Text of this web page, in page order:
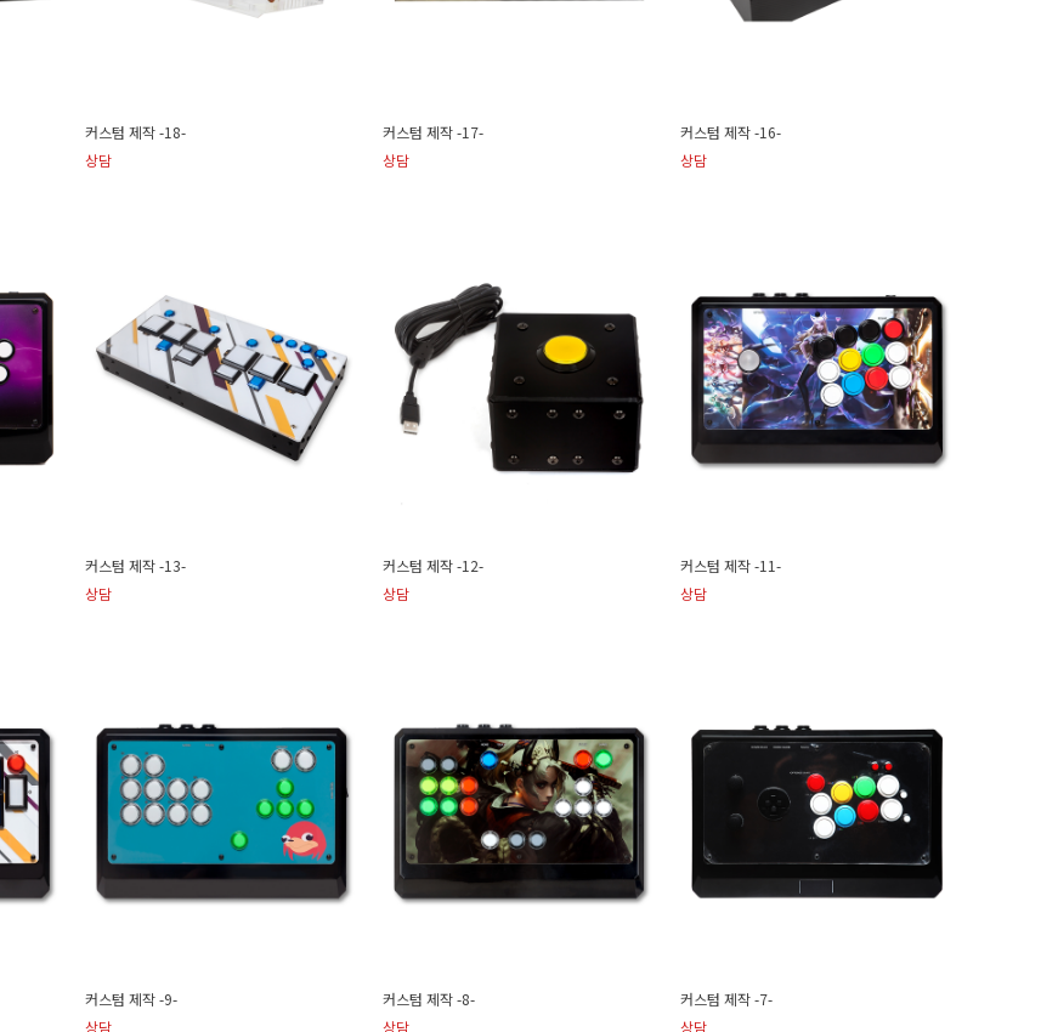
커스텀 제작 -18-
상담
커스텀 제작 -17-
상담
커스텀 제작 -16-
상담
커스텀 제작 -13-
상담
커스텀 제작 -12-
상담
커스텀 제작 -11-
상담
커스텀 제작 -9-
상담
커스텀 제작 -8-
상담
커스텀 제작 -7-
상담